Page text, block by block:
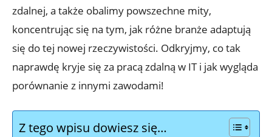
zdalnej, a⁣ także obalimy powszechne mity,⁤
koncentrując się na tym, jak różne branże adaptują
się ‍do tej nowej rzeczywistości. Odkryjmy, ​co tak⁤
naprawdę kryje⁢ się‌ za pracą zdalną ⁣w​ IT i jak wygląda
porównanie⁣ z innymi zawodami!
Z tego wpisu dowiesz się…